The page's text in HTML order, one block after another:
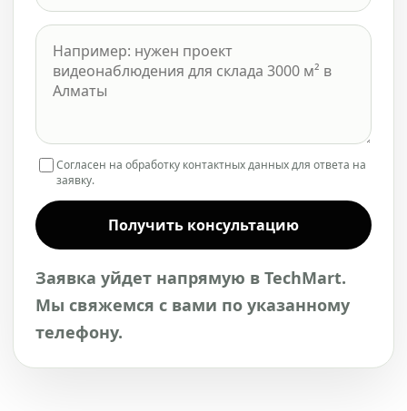
Согласен на обработку контактных данных для ответа на
заявку.
Получить консультацию
Заявка уйдет напрямую в TechMart.
Мы свяжемся с вами по указанному
телефону.